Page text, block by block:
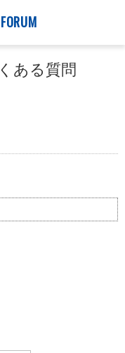
FORUM
ある質問